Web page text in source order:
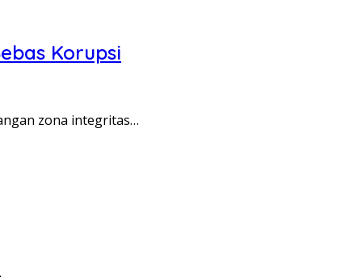
Korupsi
zona integritas…